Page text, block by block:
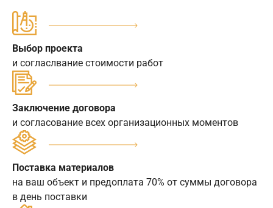
Выбор проекта
и согласлвание стоимости работ
Заключение договора
и согласование всех организационных моментов
Поставка материалов
на ваш объект и предоплата 70% от суммы договора
в день поставки